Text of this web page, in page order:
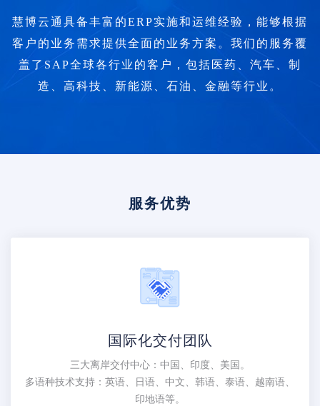
慧博云通具备丰富的ERP实施和运维经验，能够根据
客户的业务需求提供全面的业务方案。我们的服务覆
盖了SAP全球各行业的客户，包括医药、汽车、制
造、高科技、新能源、石油、金融等行业。
服务优势
国际化交付团队
三大离岸交付中心：中国、印度、美国。
多语种技术支持：英语、日语、中文、韩语、泰语、越南语、
印地语等。